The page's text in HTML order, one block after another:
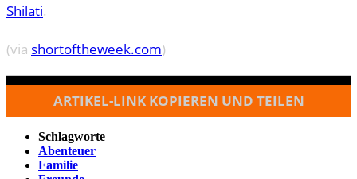
Shilati.
(via shortoftheweek.com)
ARTIKEL-LINK KOPIEREN UND TEILEN
Schlagworte
Abenteuer
Familie